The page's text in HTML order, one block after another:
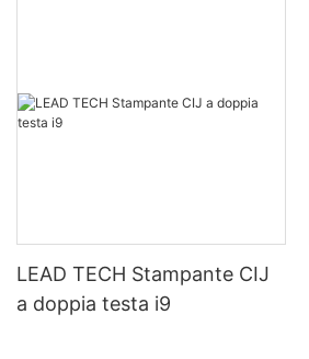
LEAD TECH Stampante CIJ
a doppia testa i9